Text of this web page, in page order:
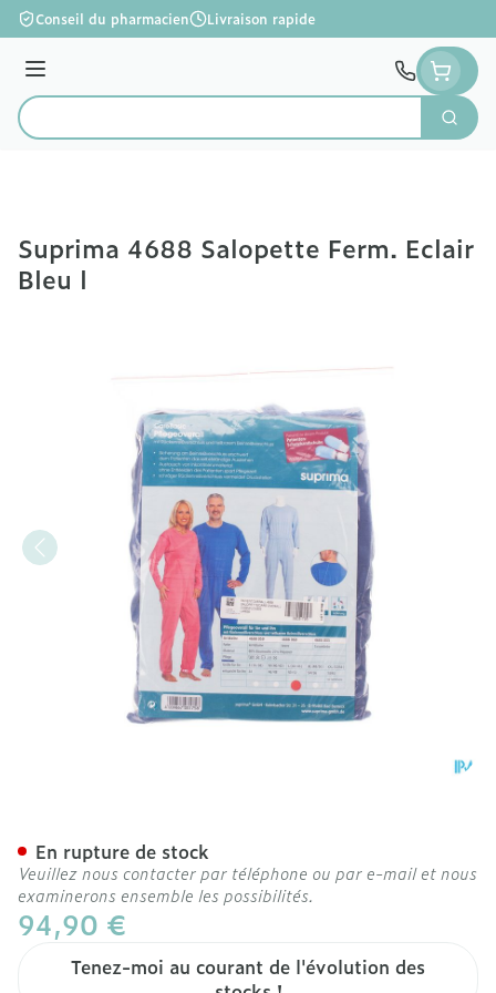
Aller au contenu
Conseil du pharmacien Livraison rapide
Menu
Rechercher
Suprima 4688 Salopette Ferm. Eclair
Bleu l
94,90 €
Tenez-moi au courant de l'évolution des
En rupture de stock
Veuillez nous contacter par téléphone ou par e-mail et nous
examinerons ensemble les possibilités.